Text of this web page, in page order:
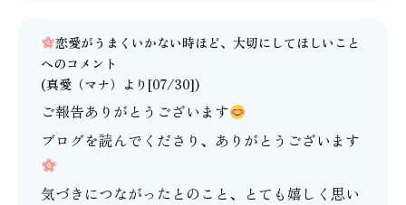
恋愛がうまくいかない時ほど、大切にしてほしいこと
へのコメント
(真愛（マナ） より[07/30])
ご報告ありがとうございます
ブログを読んでくださり、ありがとうございます
気づきにつながったとのこと、とても嬉しく思い